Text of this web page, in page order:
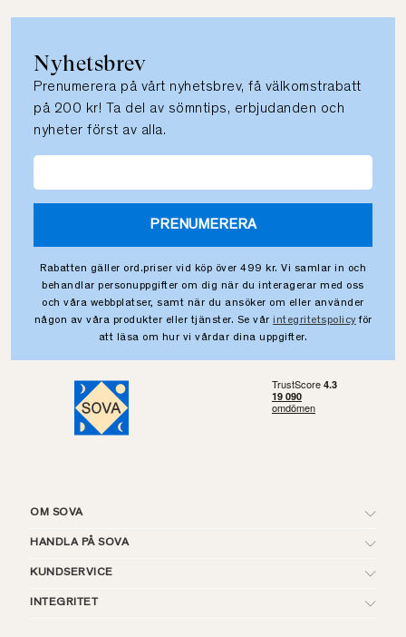
Nyhetsbrev
Prenumerera på vårt nyhetsbrev, få välkomstrabatt
på 200 kr! Ta del av sömntips, erbjudanden och
nyheter först av alla.
PRENUMERERA
Rabatten gäller ord.priser vid köp över 499 kr. Vi samlar in och
behandlar personuppgifter om dig när du interagerar med oss
och våra webbplatser, samt när du ansöker om eller använder
någon av våra produkter eller tjänster. Se vår integritetspolicy för
att läsa om hur vi vårdar dina uppgifter.
OM SOVA
HANDLA PÅ SOVA
KUNDSERVICE
INTEGRITET